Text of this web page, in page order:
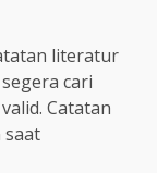
literatur
cari
Catatan
saat